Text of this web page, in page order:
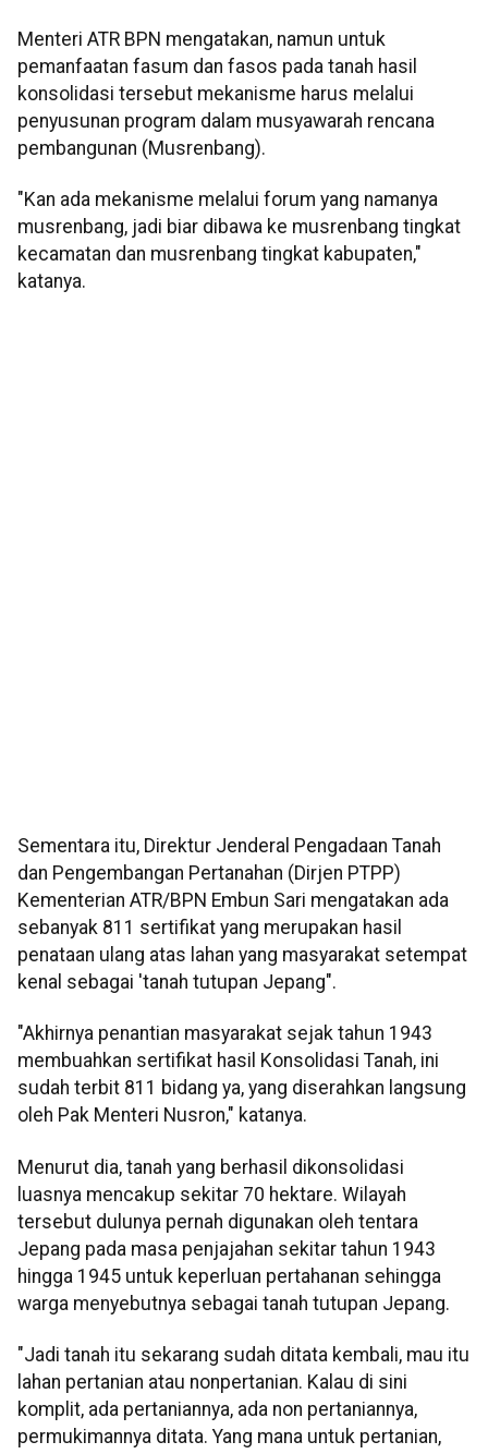
Menteri ATR BPN mengatakan, namun untuk
pemanfaatan fasum dan fasos pada tanah hasil
konsolidasi tersebut mekanisme harus melalui
penyusunan program dalam musyawarah rencana
pembangunan (Musrenbang).
"Kan ada mekanisme melalui forum yang namanya
musrenbang, jadi biar dibawa ke musrenbang tingkat
kecamatan dan musrenbang tingkat kabupaten,"
katanya.
Sementara itu, Direktur Jenderal Pengadaan Tanah
dan Pengembangan Pertanahan (Dirjen PTPP)
Kementerian ATR/BPN Embun Sari mengatakan ada
sebanyak 811 sertifikat yang merupakan hasil
penataan ulang atas lahan yang masyarakat setempat
kenal sebagai 'tanah tutupan Jepang".
"Akhirnya penantian masyarakat sejak tahun 1943
membuahkan sertifikat hasil Konsolidasi Tanah, ini
sudah terbit 811 bidang ya, yang diserahkan langsung
oleh Pak Menteri Nusron," katanya.
Menurut dia, tanah yang berhasil dikonsolidasi
luasnya mencakup sekitar 70 hektare. Wilayah
tersebut dulunya pernah digunakan oleh tentara
Jepang pada masa penjajahan sekitar tahun 1943
hingga 1945 untuk keperluan pertahanan sehingga
warga menyebutnya sebagai tanah tutupan Jepang.
"Jadi tanah itu sekarang sudah ditata kembali, mau itu
lahan pertanian atau nonpertanian. Kalau di sini
komplit, ada pertaniannya, ada non pertaniannya,
permukimannya ditata. Yang mana untuk pertanian,